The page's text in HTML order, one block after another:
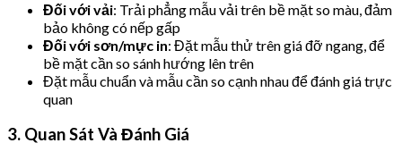
Đối với vải: Trải phẳng mẫu vải trên bề mặt so màu, đảm
bảo không có nếp gấp
Đối với sơn/mực in: Đặt mẫu thử trên giá đỡ ngang, để
bề mặt cần so sánh hướng lên trên
Đặt mẫu chuẩn và mẫu cần so cạnh nhau để đánh giá trực
quan
3. Quan Sát Và Đánh Giá